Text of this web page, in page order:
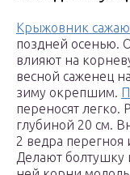
Крыжовник
поздней осенью.
влияют на
весной саженец
зиму окрепшим.
переносят
глубиной 20 см.
2 ведра перегноя
Делают болтушку